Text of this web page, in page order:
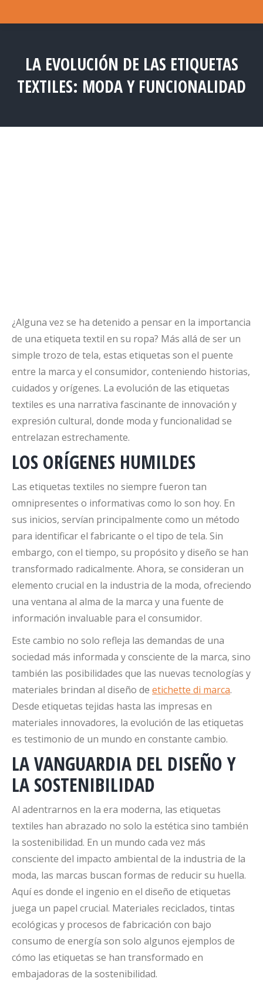
LA EVOLUCIÓN DE LAS ETIQUETAS
TEXTILES: MODA Y FUNCIONALIDAD
¿Alguna vez se ha detenido a pensar en la importancia
de una etiqueta textil en su ropa? Más allá de ser un
simple trozo de tela, estas etiquetas son el puente
entre la marca y el consumidor, conteniendo historias,
cuidados y orígenes. La evolución de las etiquetas
textiles es una narrativa fascinante de innovación y
expresión cultural, donde moda y funcionalidad se
entrelazan estrechamente.
LOS ORÍGENES HUMILDES
Las etiquetas textiles no siempre fueron tan
omnipresentes o informativas como lo son hoy. En
sus inicios, servían principalmente como un método
para identificar el fabricante o el tipo de tela. Sin
embargo, con el tiempo, su propósito y diseño se han
transformado radicalmente. Ahora, se consideran un
elemento crucial en la industria de la moda, ofreciendo
una ventana al alma de la marca y una fuente de
información invaluable para el consumidor.
Este cambio no solo refleja las demandas de una
sociedad más informada y consciente de la marca, sino
también las posibilidades que las nuevas tecnologías y
materiales brindan al diseño de etichette di marca.
Desde etiquetas tejidas hasta las impresas en
materiales innovadores, la evolución de las etiquetas
es testimonio de un mundo en constante cambio.
LA VANGUARDIA DEL DISEÑO Y
LA SOSTENIBILIDAD
Al adentrarnos en la era moderna, las etiquetas
textiles han abrazado no solo la estética sino también
la sostenibilidad. En un mundo cada vez más
consciente del impacto ambiental de la industria de la
moda, las marcas buscan formas de reducir su huella.
Aquí es donde el ingenio en el diseño de etiquetas
juega un papel crucial. Materiales reciclados, tintas
ecológicas y procesos de fabricación con bajo
consumo de energía son solo algunos ejemplos de
cómo las etiquetas se han transformado en
embajadoras de la sostenibilidad.